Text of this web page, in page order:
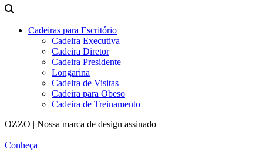
Cadeiras para Escritório
Cadeira Executiva
Cadeira Diretor
Cadeira Presidente
Longarina
Cadeira de Visitas
Cadeira para Obeso
Cadeira de Treinamento
OZZO | Nossa marca de design assinado
Conheça